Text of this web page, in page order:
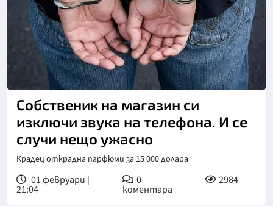
Собственик на магазин си
изключи звука на телефона. И се
случи нещо ужасно
Крадец открадна парфюми за 15 000 долара
01 февруари |
21:04
0
коментара
2984